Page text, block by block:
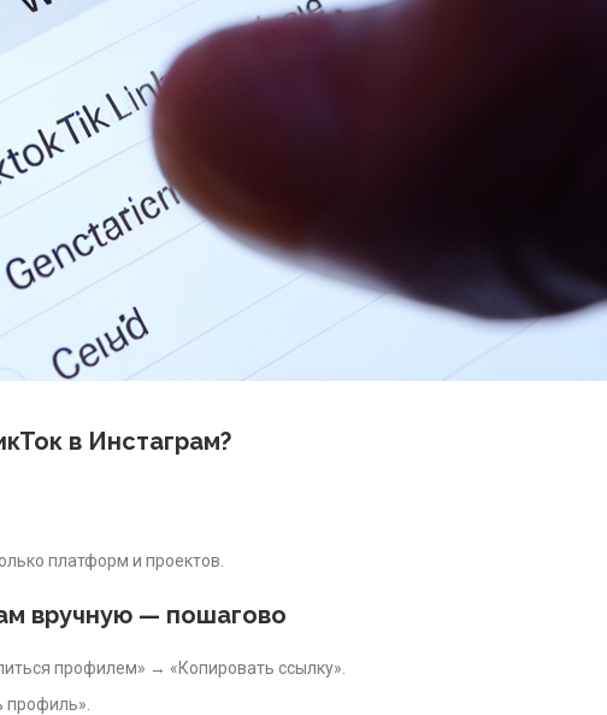
в Инстаграм?
платформ и проектов.
вручную — пошагово
профилем» → «Копировать ссылку».
профиль».